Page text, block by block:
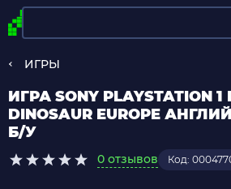
ИГРЫ
ИГРА SONY PLAYSTATION 1
DINOSAUR EUROPE
Б/У
0 отзывов Код: